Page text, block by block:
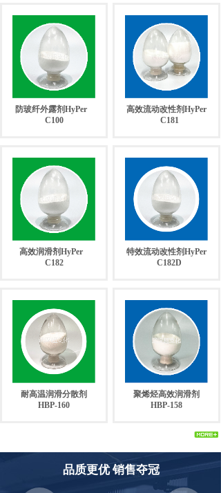
品质更优 销售夺冠
防玻纤外露剂HyPer
C100
高效流动改性剂HyPer
C181
高效润滑剂HyPer
C182
特效流动改性剂HyPer
C182D
耐高温润滑分散剂
HBP-160
聚烯烃高效润滑剂
HBP-158